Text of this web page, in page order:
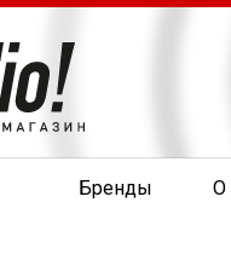
Бренды О